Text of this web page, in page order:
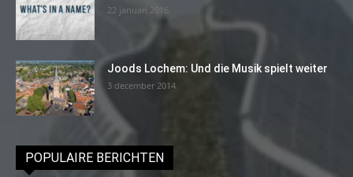
22 januari 2016
Joods Lochem: Und die Musik spielt weiter
3 december 2014
POPULAIRE BERICHTEN